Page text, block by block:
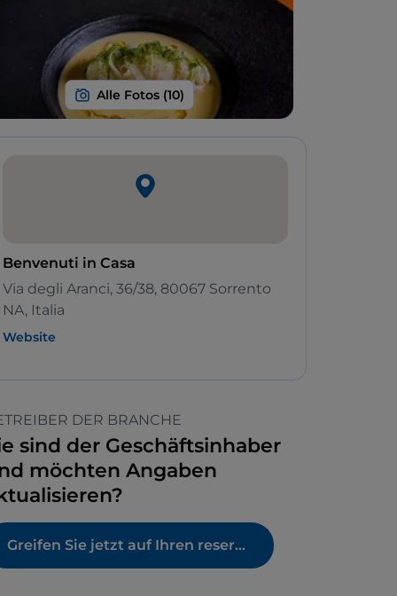
Benvenuti in Casa
Via degli Aranci, 36/38, 80067 Sorrento
NA, Italia
Website
DER BRANCHE
sind der Geschäftsinhaber
möchten Angaben
Greifen Sie jetzt auf Ihren reservierten Bereich zu